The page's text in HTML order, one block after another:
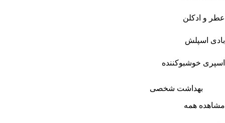
عطر و ادکلن
بادی اسپلش
اسپری خوشبوکننده
بهداشت شخصی
مشاهده همه